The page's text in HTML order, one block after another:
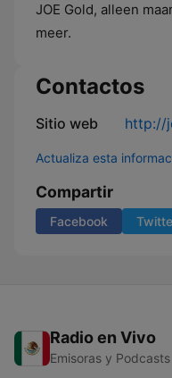
JOE Gold, alleen
meer.
Contactos
Sitio web http://
Actualiza esta
Compartir
Facebook
Radio en Vivo
Emisoras y Podcasts